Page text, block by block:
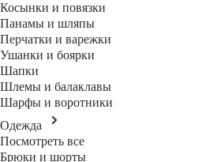
Косынки и повязки
Панамы и шляпы
Перчатки и варежки
Ушанки и боярки
Шапки
Шлемы и балаклавы
Шарфы и воротники
Одежда
Посмотреть все
Брюки и шорты